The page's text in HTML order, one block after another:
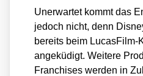
Uner­war­tet kommt das
jedoch nicht, denn
bereits beim Lucas­Film-
ange­kü­digt. Wei­te­re
Fran­chi­ses wer­den in